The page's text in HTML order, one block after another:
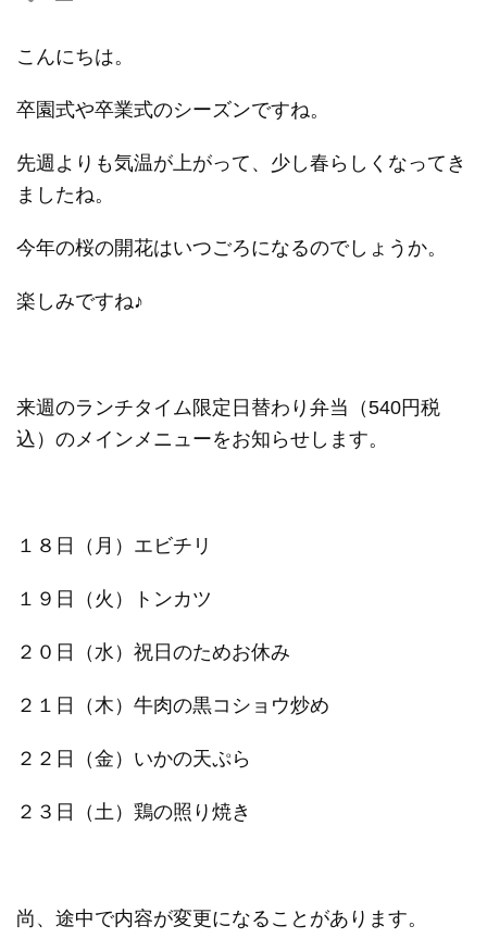
こんにちは。
卒園式や卒業式のシーズンですね。
先週よりも気温が上がって、少し春らしくなってき
ましたね。
今年の桜の開花はいつごろになるのでしょうか。
楽しみですね♪
来週のランチタイム限定日替わり弁当（540円税
込）のメインメニューをお知らせします。
１８日（月）エビチリ
１９日（火）トンカツ
２０日（水）祝日のためお休み
２１日（木）牛肉の黒コショウ炒め
２２日（金）いかの天ぷら
２３日（土）鶏の照り焼き
尚、途中で内容が変更になることがあります。